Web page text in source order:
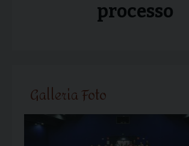
processo
Galleria Foto